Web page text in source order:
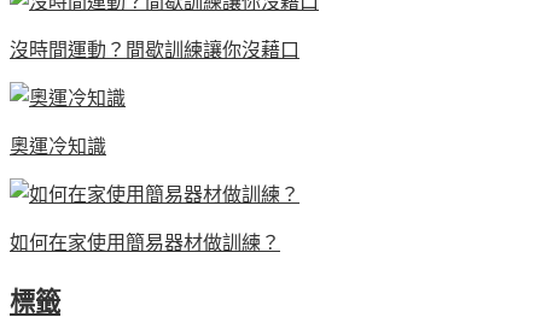
沒時間運動？間歇訓練讓你沒藉口
奧運冷知識
如何在家使用簡易器材做訓練？
標籤